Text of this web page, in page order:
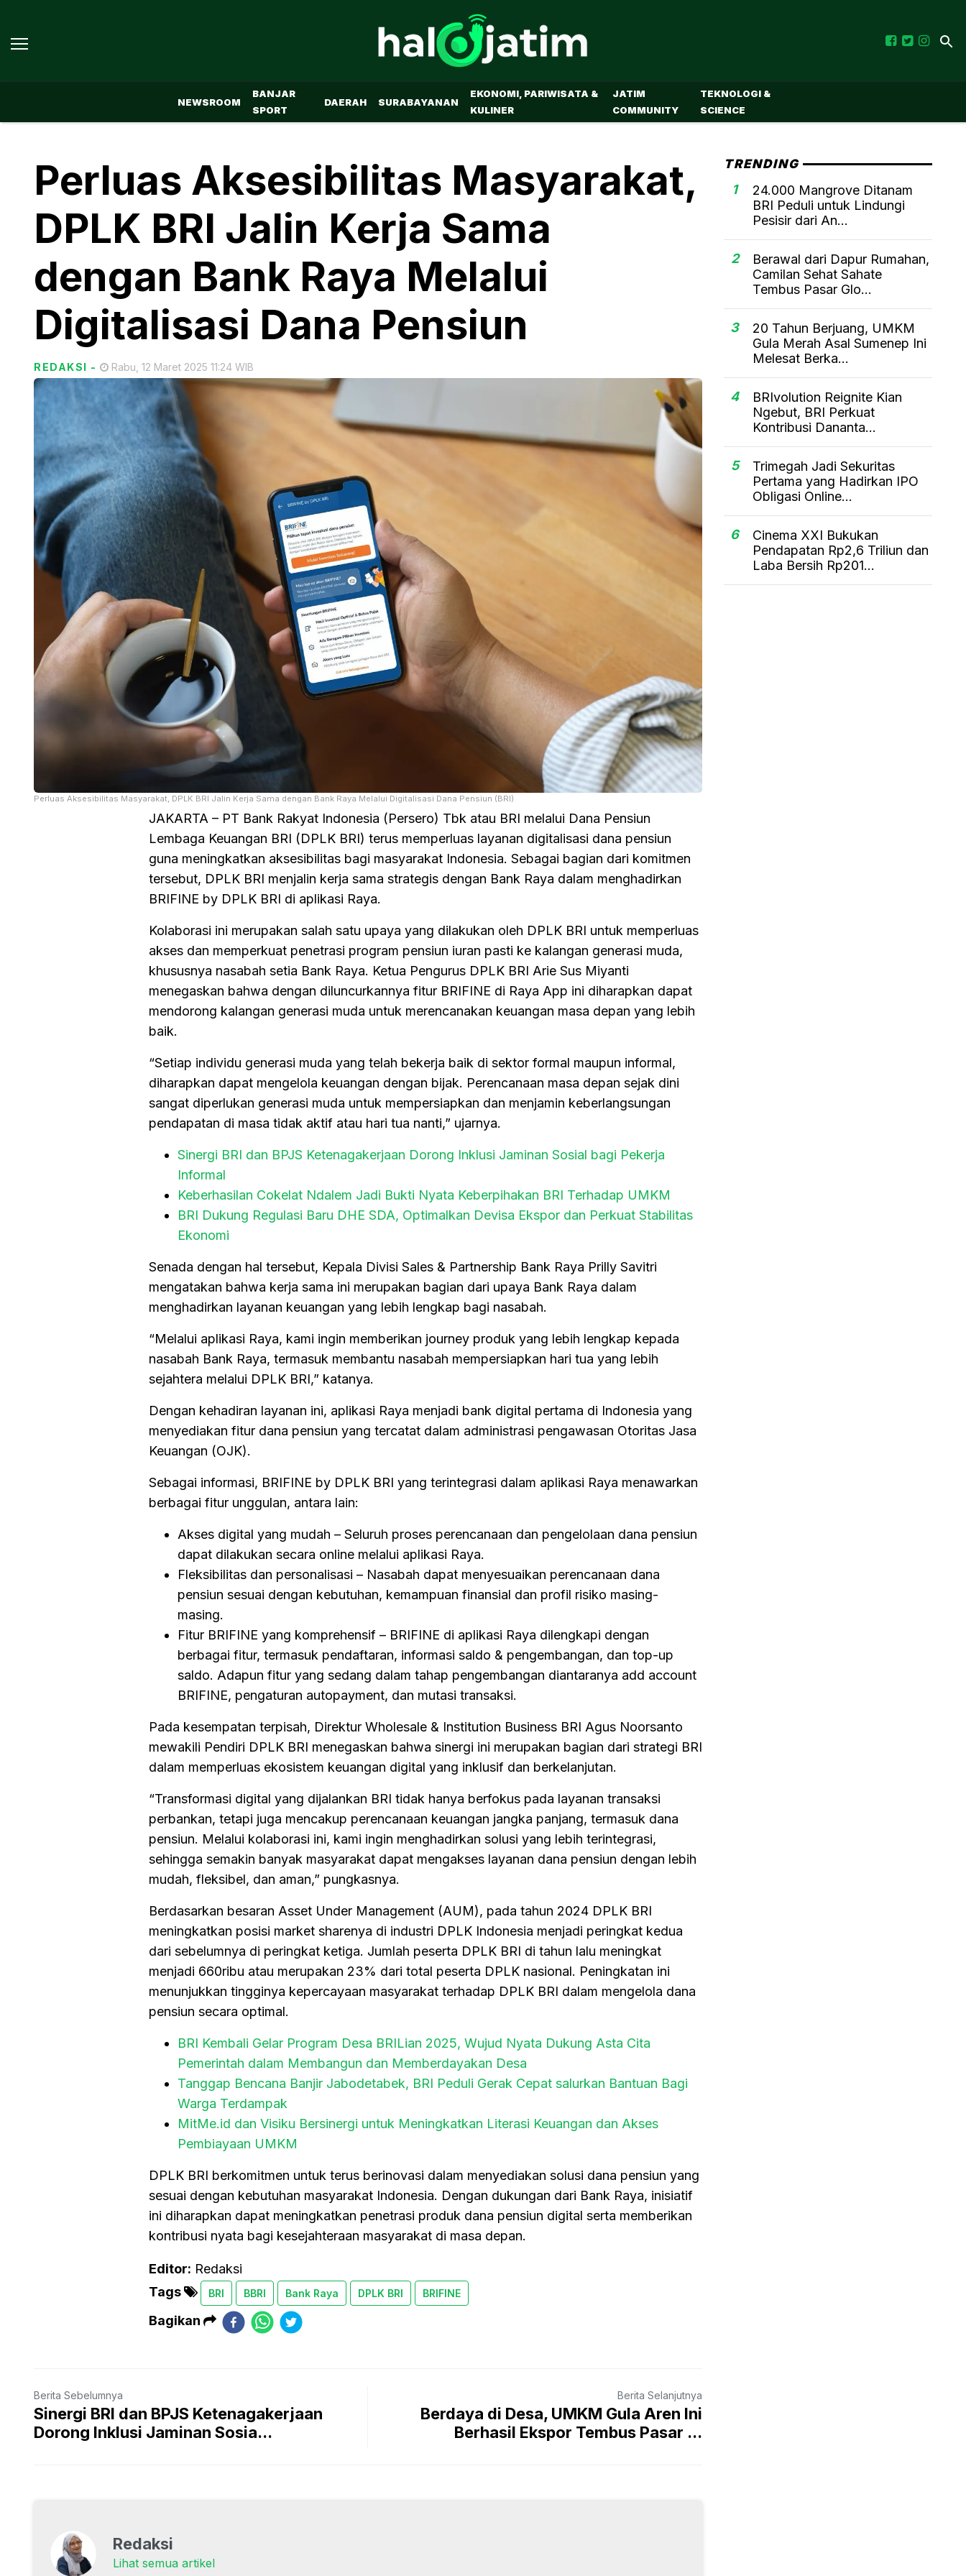
NEWSROOM
BANJAR
SPORT
DAERAH SURABAYANAN
EKONOMI, PARIWISATA &
KULINER
JATIM
COMMUNITY
TEKNOLOGI &
SCIENCE
Perluas Aksesibilitas Masyarakat,
DPLK BRI Jalin Kerja Sama
dengan Bank Raya Melalui
Digitalisasi Dana Pensiun
REDAKSI - Rabu, 12 Maret 2025 11:24 WIB
Perluas Aksesibilitas Masyarakat, DPLK BRI Jalin Kerja Sama dengan Bank Raya Melalui Digitalisasi Dana Pensiun (BRI)
JAKARTA – PT Bank Rakyat Indonesia (Persero) Tbk atau BRI melalui Dana Pensiun
Lembaga Keuangan BRI (DPLK BRI) terus memperluas layanan digitalisasi dana pensiun
guna meningkatkan aksesibilitas bagi masyarakat Indonesia. Sebagai bagian dari komitmen
tersebut, DPLK BRI menjalin kerja sama strategis dengan Bank Raya dalam menghadirkan
BRIFINE by DPLK BRI di aplikasi Raya.
Kolaborasi ini merupakan salah satu upaya yang dilakukan oleh DPLK BRI untuk memperluas
akses dan memperkuat penetrasi program pensiun iuran pasti ke kalangan generasi muda,
khususnya nasabah setia Bank Raya. Ketua Pengurus DPLK BRI Arie Sus Miyanti
menegaskan bahwa dengan diluncurkannya fitur BRIFINE di Raya App ini diharapkan dapat
mendorong kalangan generasi muda untuk merencanakan keuangan masa depan yang lebih
baik.
“Setiap individu generasi muda yang telah bekerja baik di sektor formal maupun informal,
diharapkan dapat mengelola keuangan dengan bijak. Perencanaan masa depan sejak dini
sangat diperlukan generasi muda untuk mempersiapkan dan menjamin keberlangsungan
pendapatan di masa tidak aktif atau hari tua nanti,” ujarnya.
Sinergi BRI dan BPJS Ketenagakerjaan Dorong Inklusi Jaminan Sosial bagi Pekerja
Informal
Keberhasilan Cokelat Ndalem Jadi Bukti Nyata Keberpihakan BRI Terhadap UMKM
BRI Dukung Regulasi Baru DHE SDA, Optimalkan Devisa Ekspor dan Perkuat Stabilitas
Ekonomi
Senada dengan hal tersebut, Kepala Divisi Sales & Partnership Bank Raya Prilly Savitri
mengatakan bahwa kerja sama ini merupakan bagian dari upaya Bank Raya dalam
menghadirkan layanan keuangan yang lebih lengkap bagi nasabah.
“Melalui aplikasi Raya, kami ingin memberikan journey produk yang lebih lengkap kepada
nasabah Bank Raya, termasuk membantu nasabah mempersiapkan hari tua yang lebih
sejahtera melalui DPLK BRI,” katanya.
Dengan kehadiran layanan ini, aplikasi Raya menjadi bank digital pertama di Indonesia yang
menyediakan fitur dana pensiun yang tercatat dalam administrasi pengawasan Otoritas Jasa
Keuangan (OJK).
Sebagai informasi, BRIFINE by DPLK BRI yang terintegrasi dalam aplikasi Raya menawarkan
berbagai fitur unggulan, antara lain:
Akses digital yang mudah – Seluruh proses perencanaan dan pengelolaan dana pensiun
dapat dilakukan secara online melalui aplikasi Raya.
Fleksibilitas dan personalisasi – Nasabah dapat menyesuaikan perencanaan dana
pensiun sesuai dengan kebutuhan, kemampuan finansial dan profil risiko masing-
masing.
Fitur BRIFINE yang komprehensif – BRIFINE di aplikasi Raya dilengkapi dengan
berbagai fitur, termasuk pendaftaran, informasi saldo & pengembangan, dan top-up
saldo. Adapun fitur yang sedang dalam tahap pengembangan diantaranya add account
BRIFINE, pengaturan autopayment, dan mutasi transaksi.
Pada kesempatan terpisah, Direktur Wholesale & Institution Business BRI Agus Noorsanto
mewakili Pendiri DPLK BRI menegaskan bahwa sinergi ini merupakan bagian dari strategi BRI
dalam memperluas ekosistem keuangan digital yang inklusif dan berkelanjutan.
“Transformasi digital yang dijalankan BRI tidak hanya berfokus pada layanan transaksi
perbankan, tetapi juga mencakup perencanaan keuangan jangka panjang, termasuk dana
pensiun. Melalui kolaborasi ini, kami ingin menghadirkan solusi yang lebih terintegrasi,
sehingga semakin banyak masyarakat dapat mengakses layanan dana pensiun dengan lebih
mudah, fleksibel, dan aman,” pungkasnya.
Berdasarkan besaran Asset Under Management (AUM), pada tahun 2024 DPLK BRI
meningkatkan posisi market sharenya di industri DPLK Indonesia menjadi peringkat kedua
dari sebelumnya di peringkat ketiga. Jumlah peserta DPLK BRI di tahun lalu meningkat
menjadi 660ribu atau merupakan 23% dari total peserta DPLK nasional. Peningkatan ini
menunjukkan tingginya kepercayaan masyarakat terhadap DPLK BRI dalam mengelola dana
pensiun secara optimal.
BRI Kembali Gelar Program Desa BRILian 2025, Wujud Nyata Dukung Asta Cita
Pemerintah dalam Membangun dan Memberdayakan Desa
Tanggap Bencana Banjir Jabodetabek, BRI Peduli Gerak Cepat salurkan Bantuan Bagi
Warga Terdampak
MitMe.id dan Visiku Bersinergi untuk Meningkatkan Literasi Keuangan dan Akses
Pembiayaan UMKM
DPLK BRI berkomitmen untuk terus berinovasi dalam menyediakan solusi dana pensiun yang
sesuai dengan kebutuhan masyarakat Indonesia. Dengan dukungan dari Bank Raya, inisiatif
ini diharapkan dapat meningkatkan penetrasi produk dana pensiun digital serta memberikan
kontribusi nyata bagi kesejahteraan masyarakat di masa depan.
Editor: Redaksi
Tags
BRI BBRI Bank Raya DPLK BRI BRIFINE
Bagikan
Berita Sebelumnya
Sinergi BRI dan BPJS Ketenagakerjaan
Dorong Inklusi Jaminan Sosia...
Berita Selanjutnya
Berdaya di Desa, UMKM Gula Aren Ini
Berhasil Ekspor Tembus Pasar ...
Redaksi
Lihat semua artikel
TRENDING
1
24.000 Mangrove Ditanam
BRI Peduli untuk Lindungi
Pesisir dari An...
2
Berawal dari Dapur Rumahan,
Camilan Sehat Sahate
Tembus Pasar Glo...
3
20 Tahun Berjuang, UMKM
Gula Merah Asal Sumenep Ini
Melesat Berka...
4
BRIvolution Reignite Kian
Ngebut, BRI Perkuat
Kontribusi Dananta...
5
Trimegah Jadi Sekuritas
Pertama yang Hadirkan IPO
Obligasi Online...
6
Cinema XXI Bukukan
Pendapatan Rp2,6 Triliun dan
Laba Bersih Rp201...